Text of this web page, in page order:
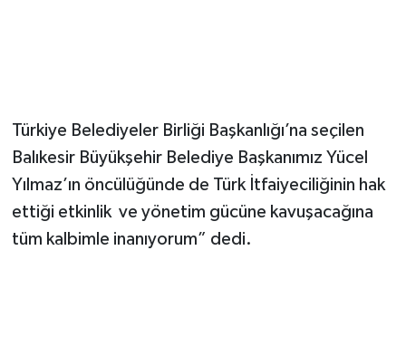
Türkiye Belediyeler Birliği Başkanlığı’na seçilen
Balıkesir Büyükşehir Belediye Başkanımız Yücel
Yılmaz’ın öncülüğünde de Türk İtfaiyeciliğinin hak
ettiği etkinlik ve yönetim gücüne kavuşacağına
tüm kalbimle inanıyorum” dedi.